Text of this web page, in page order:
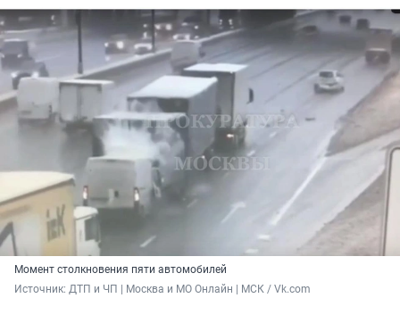
Момент столкновения пяти автомобилей
Источник: ДТП и ЧП | Москва и МО Онлайн | МСК / Vk.com